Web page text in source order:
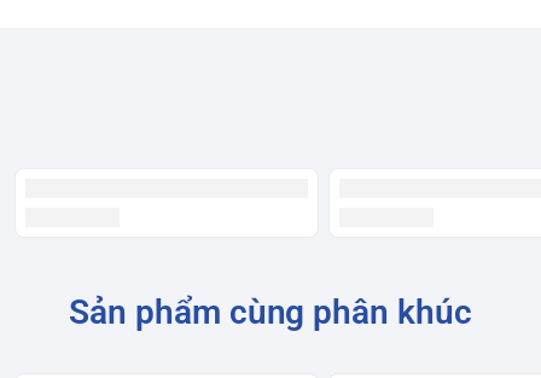
Sản phẩm cùng phân khúc